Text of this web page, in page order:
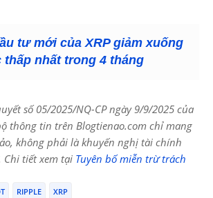
tư mới của XRP giảm xuống
thấp nhất trong 4 tháng
số 05/2025/NQ-CP ngày 9/9/2025 của
thông tin trên Blogtienao.com chỉ mang
không phải là khuyến nghị tài chính
tiết xem tại Tuyên bố miễn trừ trách
RIPPLE XRP